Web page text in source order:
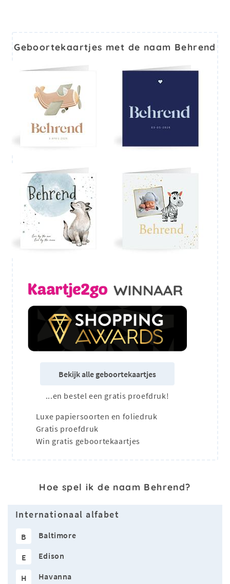
Geboortekaartjes met de naam Behrend
Bekijk alle geboortekaartjes
...en bestel een gratis proefdruk!
Luxe papiersoorten en foliedruk
Gratis proefdruk
Win gratis geboortekaartjes
Hoe spel ik de naam Behrend?
Internationaal alfabet
B Baltimore
E Edison
H Havanna